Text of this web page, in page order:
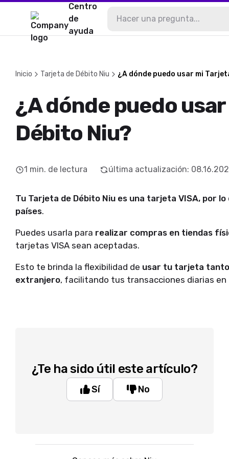
Centro
de
ayuda
Inicio Tarjeta de Débito Niu ¿A dónde puedo usar mi
¿A dónde puedo
Débito Niu?
1 min. de lectura última actualización:
Tu Tarjeta de Débito Niu es una tarjeta VISA, por
países.
Puedes usarla para realizar compras en tiendas
tarjetas VISA sean aceptadas.
Esto te brinda la flexibilidad de usar tu tarjeta tanto
extranjero, facilitando tus transacciones diarias
¿Te ha sido útil este artículo?
Sí No